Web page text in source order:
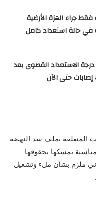
جراء الهزة الأرضية
في حالة استعداد كامل
الاستعداد القصوى بعد
إصابات حتى الآن
المتعلقة بملف سد النهضة
تمسكها بحقوقها
ملزم بشأن ملء وتشغيل